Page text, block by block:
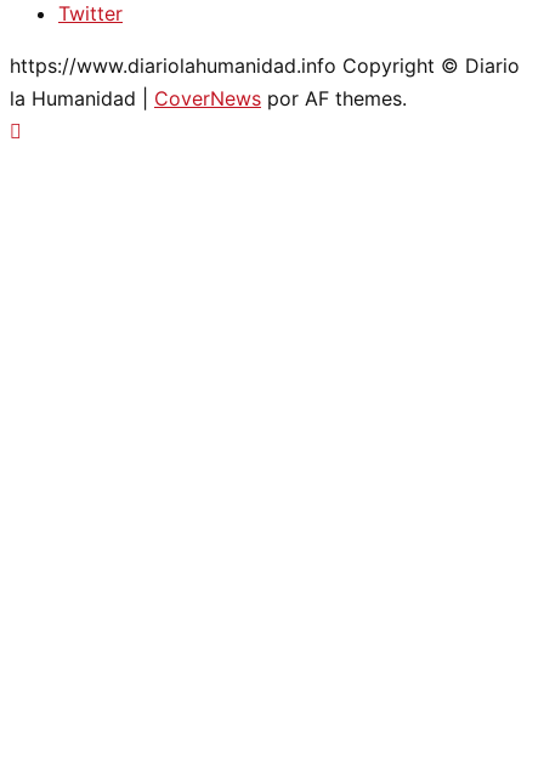
Twitter
https://www.diariolahumanidad.info Copyright © Diario
la Humanidad
CoverNews por AF themes.